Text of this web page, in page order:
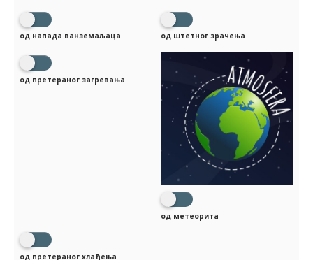
од напада ванземаљаца од штетног зрачења
од претераног загревања
од метеорита
од претераног хлађења